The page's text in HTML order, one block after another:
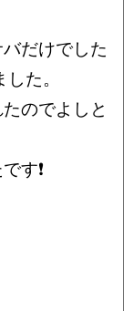
だけでした
た。
のでよしと
す❗